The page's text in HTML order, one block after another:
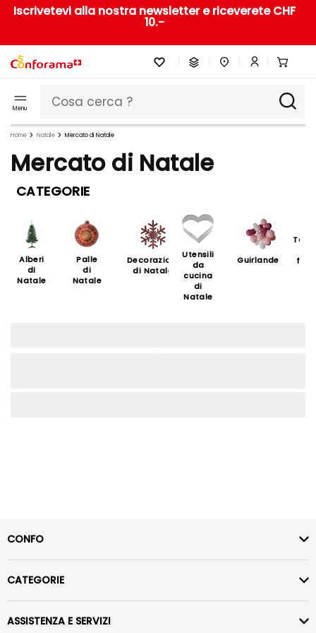
Iscrivetevi alla nostra newsletter e riceverete CHF
10.-
Menu
CATEGORIE
Alberi
di
Natale
Palle
di
Natale
Decorazioni
di Natale
Utensili
da
cucina
di
Natale
Guirlandes
Home Natale Mercato di Natale
Mercato di Natale
CONFO
CATEGORIE
ASSISTENZA E SERVIZI